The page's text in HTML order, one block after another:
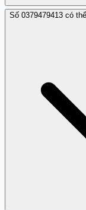
Hiện tại, Trang
dọa này rõ hơn.
Số 0379479413 có